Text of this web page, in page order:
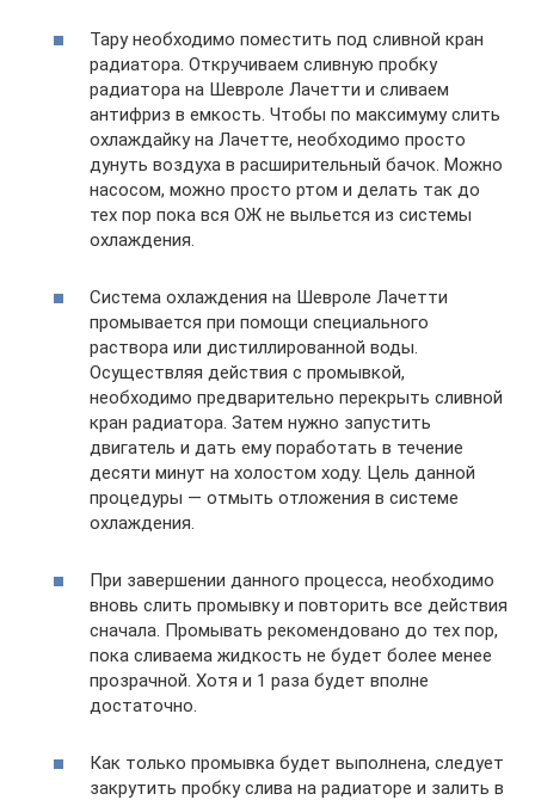
Тару необходимо поместить под сливной кран
радиатора. Откручиваем сливную пробку
радиатора на Шевроле Лачетти и сливаем
антифриз в емкость. Чтобы по максимуму слить
охлаждайку на Лачетте, необходимо просто
дунуть воздуха в расширительный бачок. Можно
насосом, можно просто ртом и делать так до
тех пор пока вся ОЖ не выльется из системы
охлаждения.
Система охлаждения на Шевроле Лачетти
промывается при помощи специального
раствора или дистиллированной воды.
Осуществляя действия с промывкой,
необходимо предварительно перекрыть сливной
кран радиатора. Затем нужно запустить
двигатель и дать ему поработать в течение
десяти минут на холостом ходу. Цель данной
процедуры — отмыть отложения в системе
охлаждения.
При завершении данного процесса, необходимо
вновь слить промывку и повторить все действия
сначала. Промывать рекомендовано до тех пор,
пока сливаема жидкость не будет более менее
прозрачной. Хотя и 1 раза будет вполне
достаточно.
Как только промывка будет выполнена, следует
закрутить пробку слива на радиаторе и залить в